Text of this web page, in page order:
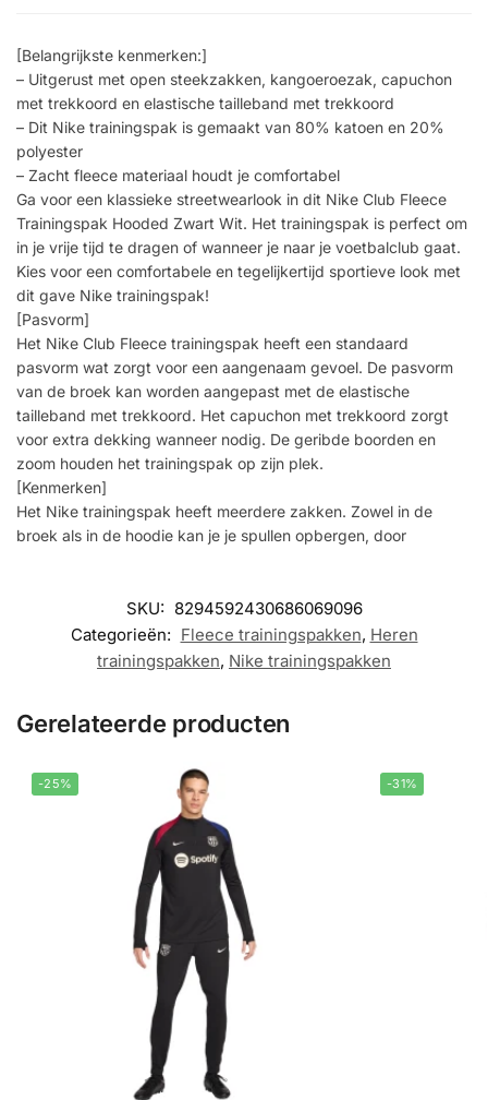
[Belangrijkste kenmerken:]
– Uitgerust met open steekzakken, kangoeroezak, capuchon
met trekkoord en elastische tailleband met trekkoord
– Dit Nike trainingspak is gemaakt van 80% katoen en 20%
polyester
– Zacht fleece materiaal houdt je comfortabel
Ga voor een klassieke streetwearlook in dit Nike Club Fleece
Trainingspak Hooded Zwart Wit. Het trainingspak is perfect om
in je vrije tijd te dragen of wanneer je naar je voetbalclub gaat.
Kies voor een comfortabele en tegelijkertijd sportieve look met
dit gave Nike trainingspak!
[Pasvorm]
Het Nike Club Fleece trainingspak heeft een standaard
pasvorm wat zorgt voor een aangenaam gevoel. De pasvorm
van de broek kan worden aangepast met de elastische
tailleband met trekkoord. Het capuchon met trekkoord zorgt
voor extra dekking wanneer nodig. De geribde boorden en
zoom houden het trainingspak op zijn plek.
[Kenmerken]
Het Nike trainingspak heeft meerdere zakken. Zowel in de
broek als in de hoodie kan je je spullen opbergen, door
SKU: 8294592430686069096
Categorieën: Fleece trainingspakken, Heren
trainingspakken, Nike trainingspakken
Gerelateerde producten
-25% -31%